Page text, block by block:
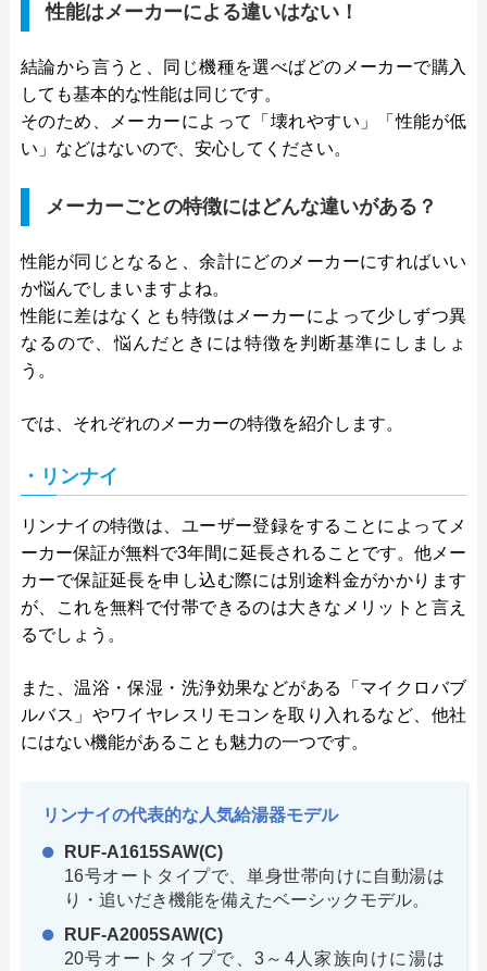
性能はメーカーによる違いはない！
結論から言うと、同じ機種を選べばどのメーカーで購入
しても基本的な性能は同じです。
そのため、メーカーによって「壊れやすい」「性能が低
い」などはないので、安心してください。
メーカーごとの特徴にはどんな違いがある？
性能が同じとなると、余計にどのメーカーにすればいい
か悩んでしまいますよね。
性能に差はなくとも特徴はメーカーによって少しずつ異
なるので、悩んだときには特徴を判断基準にしましょ
う。
では、それぞれのメーカーの特徴を紹介します。
・リンナイ
リンナイの特徴は、ユーザー登録をすることによってメ
ーカー保証が無料で3年間に延長されることです。他メー
カーで保証延長を申し込む際には別途料金がかかります
が、これを無料で付帯できるのは大きなメリットと言え
るでしょう。
また、温浴・保湿・洗浄効果などがある「マイクロバブ
ルバス」やワイヤレスリモコンを取り入れるなど、他社
にはない機能があることも魅力の一つです。
リンナイの代表的な人気給湯器モデル
RUF-A1615SAW(C)
16号オートタイプで、単身世帯向けに自動湯は
り・追いだき機能を備えたベーシックモデル。
RUF-A2005SAW(C)
20号オートタイプで、3～4人家族向けに湯は